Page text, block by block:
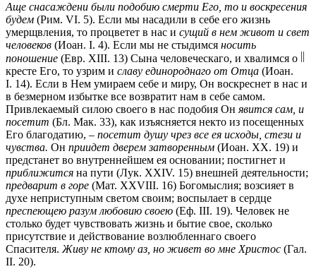
Аще снасаждени были подобию смерти Его, то и воскресения
будем (Рим. VI. 5). Если мы насадили в себе его жизнь
умерщвления, то процветет в нас и сущий в нем живот и свет
человеков (Иоан. I. 4). Если мы не стыдимся носить
поношение (Евр. XIII. 13) Сына человеческаго, и хвалимся о
кресте Его, то узрим и славу единороднаго от Отца (Иоан.
I. 14). Если в Нем умираем себе и миру, Он воскреснет в нас и
в безмерном избытке все возвратит нам в себе самом.
Привлекаемый силою своего в нас подобия Он явится сам, и
посетит (Бл. Мак. 33), как изъясняется некто из посещенных
Его благодатию, – посетит душу чрез все ея исходы, стези и
чувства. Он приидет дверем затворенным (Иоан. XX. 19) и
предстанет во внутреннейшем ея основании; постигнет и
приближится на пути (Лук. XXIV. 15) внешней деятельности;
предварит в горе (Мат. XXVIII. 16) Богомыслия; возсияет в
духе неприступным светом своим; воспылает в сердце
преспеющею разум любовию своею (Еф. III. 19). Человек не
столько будет чувствовать жизнь и бытие свое, сколько
присутствие и действование возлюбленнаго своего
Спасителя. Живу не ктому аз, но живет во мне Христос (Гал.
II. 20).